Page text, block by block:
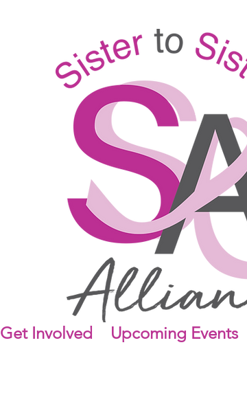
Get Involved Upcoming Events